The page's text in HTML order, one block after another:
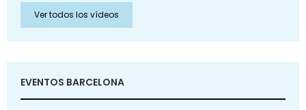
Ver todos los vídeos
EVENTOS BARCELONA